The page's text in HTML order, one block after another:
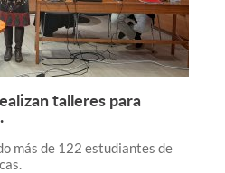
Leer más +
talleres para
más de 122 estudiantes de